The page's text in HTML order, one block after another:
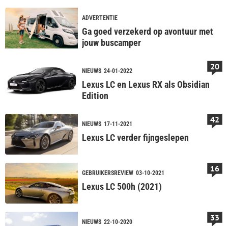
ADVERTENTIE
Ga goed verzekerd op avontuur met
jouw buscamper
NIEUWS 24-01-2022
Lexus LC en Lexus RX als Obsidian
Edition
20
NIEUWS 17-11-2021
Lexus LC verder fijngeslepen
42
GEBRUIKERSREVIEW 03-10-2021
Lexus LC 500h (2021)
16
NIEUWS 22-10-2020 33